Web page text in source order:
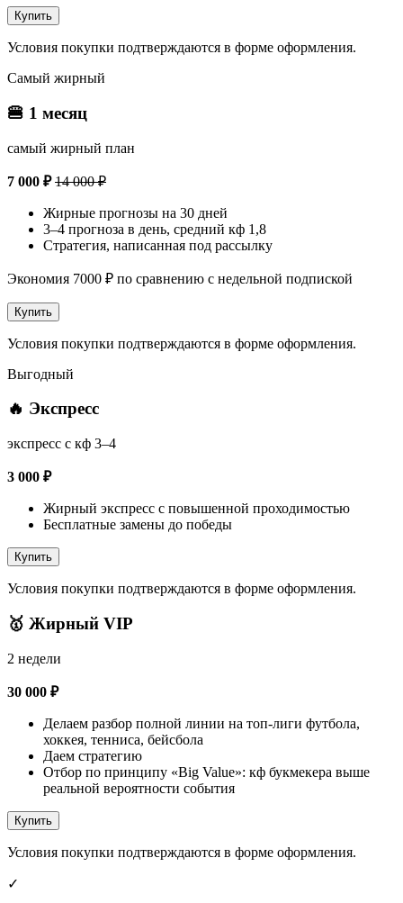
Купить
Условия покупки подтверждаются в форме оформления.
Самый жирный
🍔 1 месяц
самый жирный план
7 000 ₽ 14 000 ₽
Жирные прогнозы на 30 дней
3–4 прогноза в день, средний кф 1,8
Стратегия, написанная под рассылку
Экономия 7000 ₽ по сравнению с недельной подпиской
Купить
Условия покупки подтверждаются в форме оформления.
Выгодный
🔥 Экспресс
экспресс с кф 3–4
3 000 ₽
Жирный экспресс с повышенной проходимостью
Бесплатные замены до победы
Купить
Условия покупки подтверждаются в форме оформления.
🥇 Жирный VIP
2 недели
30 000 ₽
Делаем разбор полной линии на топ-лиги футбола,
хоккея, тенниса, бейсбола
Даем стратегию
Отбор по принципу «Big Value»: кф букмекера выше
реальной вероятности события
Купить
Условия покупки подтверждаются в форме оформления.
✓